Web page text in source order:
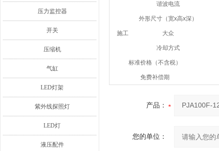
压力监控器
开关
压缩机
气缸
LED灯架
紫外线探照灯
LED灯
液压配件
谐波电流
施工
外形尺寸（宽x高x深）
大众
冷却方式
标准价格（不含税）
免费补偿期
产品：
您的单位：